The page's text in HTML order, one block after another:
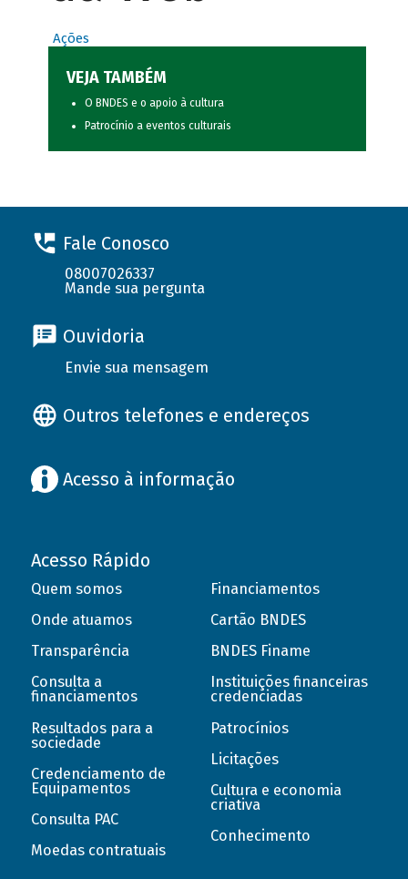
Ações
VEJA TAMBÉM
O BNDES e o apoio à cultura
Patrocínio a eventos culturais
Fale Conosco
08007026337
Mande sua pergunta
Ouvidoria
Envie sua mensagem
Outros telefones e endereços
Acesso à informação
Acesso Rápido
Quem somos
Onde atuamos
Transparência
Consulta a
financiamentos
Resultados para a
sociedade
Credenciamento de
Equipamentos
Consulta PAC
Moedas contratuais
Financiamentos
Cartão BNDES
BNDES Finame
Instituições financeiras
credenciadas
Patrocínios
Licitações
Cultura e economia
criativa
Conhecimento